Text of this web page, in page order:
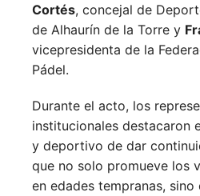
Cortés, concejal de
de Alhaurín de la Torre y
vicepresidenta de la
Pádel.
Durante el acto, los
institucionales destacaron
y deportivo de dar
que no solo promueve los
en edades tempranas, sino